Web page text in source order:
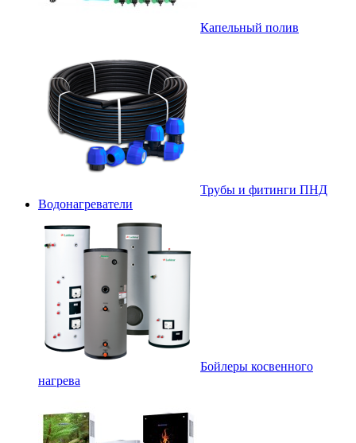
Капельный полив
Трубы и фитинги ПНД
Водонагреватели
Бойлеры косвенного
нагрева